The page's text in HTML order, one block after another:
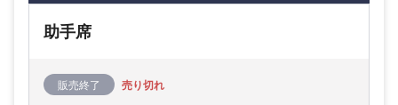
助手席
販売終了 売り切れ